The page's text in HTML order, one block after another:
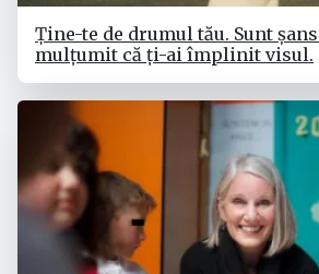
Ține-te de drumul tău. Sunt
mulțumit că ți-ai împlinit visul.